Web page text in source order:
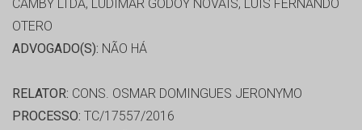
CAMBY LTDA, LUDIMAR GODOY NOVAIS, LUIS FERNANDO
OTERO
ADVOGADO(S): NÃO HÁ
RELATOR: CONS. OSMAR DOMINGUES JERONYMO
PROCESSO: TC/17557/2016